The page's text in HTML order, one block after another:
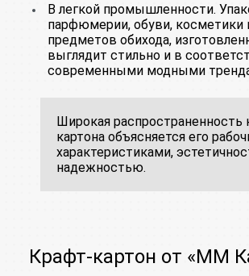
В легкой промышленности.
парфюмерии, обуви, косметики
предметов обихода,
выглядит стильно и в
современными модными
Широкая распространенность
картона объясняется его
характеристиками,
надежностью.
Крафт-картон от «ММ